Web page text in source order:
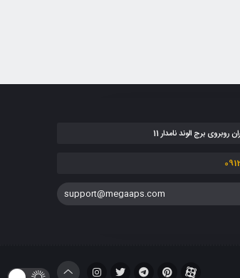
روبروی برج الوند نامدار 11
support@megaaps.com